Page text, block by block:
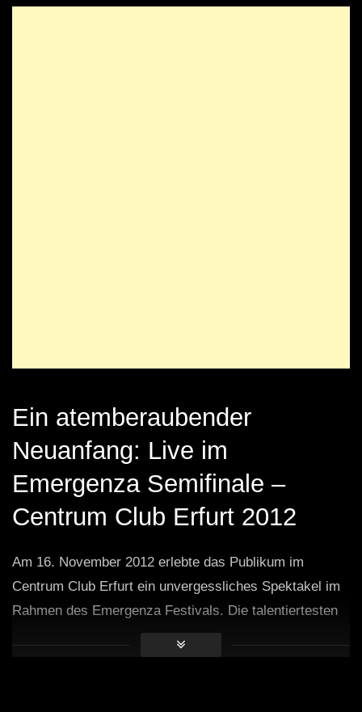
Ein atemberaubender
Neuanfang: Live im
Emergenza Semifinale –
Centrum Club Erfurt 2012
Am 16. November 2012 erlebte das Publikum im
Centrum Club Erfurt ein unvergessliches Spektakel im
Rahmen des Emergenza Festivals. Die talentiertesten
Künstler der Region traten auf und boten eine
electrifying Show voller Energie und Emotionen. Unter